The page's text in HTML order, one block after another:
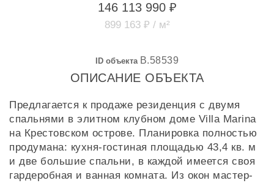
146 113 990 ₽
899 163 ₽ / м²
ID объекта B.58539
ОПИСАНИЕ ОБЪЕКТА
Предлагается к продаже резиденция c двумя
спальнями в элитном клубном доме Villa Marina
на Крестовском острове. Планировка полностью
продумана: кухня-гостиная площадью 43,4 кв. м
и две большие спальни, в каждой имеется своя
гардеробная и ванная комната. Из окон мастер-